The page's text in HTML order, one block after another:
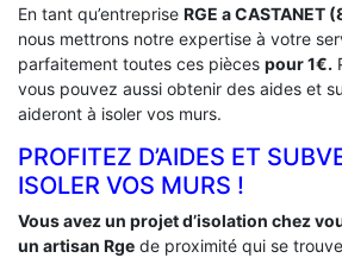
En tant qu’entreprise RGE a CASTANET
nous mettrons notre expertise à votre
parfaitement toutes ces pièces pour 1€.
vous pouvez aussi obtenir des aides et
aideront à isoler vos murs.
PROFITEZ D’AIDES ET
ISOLER VOS MURS !
Vous avez un projet d’isolation chez
un artisan Rge de proximité qui se